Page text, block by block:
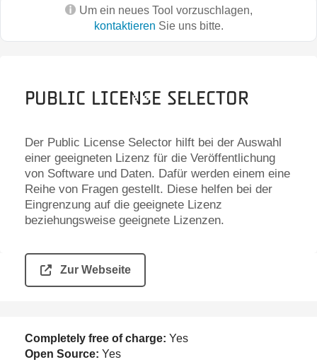
Um ein neues Tool vorzuschlagen,
kontaktieren Sie uns bitte.
Public License Selector
Der Public License Selector hilft bei der Auswahl
einer geeigneten Lizenz für die Veröffentlichung
von Software und Daten. Dafür werden einem eine
Reihe von Fragen gestellt. Diese helfen bei der
Eingrenzung auf die geeignete Lizenz
beziehungsweise geeignete Lizenzen.
Zur Webseite
Completely free of charge: Yes
Open Source: Yes